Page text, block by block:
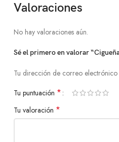
Valoraciones
No hay valoraciones aún.
Sé el primero en valorar
Tu dirección de correo electrónico
Tu puntuación *
Tu valoración *